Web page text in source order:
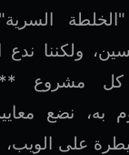
السرية"
ولكننا
كل مشروع
به، نضع
على الويب،